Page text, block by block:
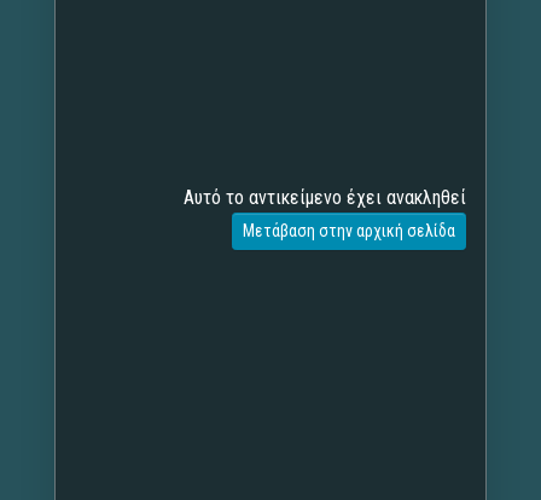
Αυτό το αντικείμενο έχει ανακληθεί
Μετάβαση στην αρχική σελίδα